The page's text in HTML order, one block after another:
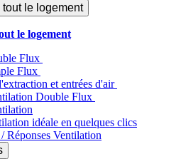
le logement
le logement
Flux
Flux
et entrées d'air
Double Flux
idéale en quelques clics
Réponses Ventilation